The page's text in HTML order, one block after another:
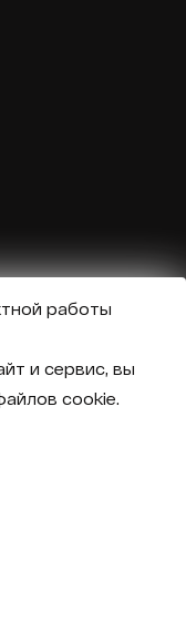
работы
и сервис, вы
cookie.